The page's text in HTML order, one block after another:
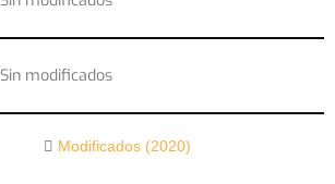
Sin modificados
Modificados (2020)